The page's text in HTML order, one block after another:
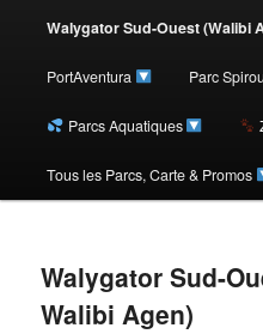
contenu
Walygator Sud-Ouest (Walibi
PortAventura Parc Spirou
Parcs Aquatiques
Tous les Parcs, Carte & Promos
Walygator Sud-
Walibi Agen)